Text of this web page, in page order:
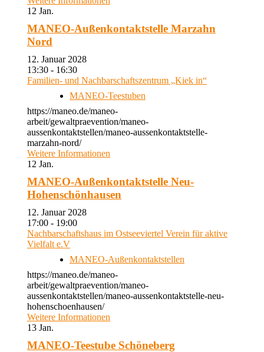
12 Jan.
MANEO-Außenkontaktstelle Marzahn
Nord
12. Januar 2028
13:30 - 16:30
Familien- und Nachbarschaftszentrum „Kiek in“
MANEO-Teestuben
https://maneo.de/maneo-
arbeit/gewaltpraevention/maneo-
aussenkontaktstellen/maneo-aussenkontaktstelle-
marzahn-nord/
Weitere Informationen
12 Jan.
MANEO-Außenkontaktstelle Neu-
Hohenschönhausen
12. Januar 2028
17:00 - 19:00
Nachbarschaftshaus im Ostseeviertel Verein für aktive
Vielfalt e.V
MANEO-Außenkontaktstellen
https://maneo.de/maneo-
arbeit/gewaltpraevention/maneo-
aussenkontaktstellen/maneo-aussenkontaktstelle-neu-
hohenschoenhausen/
Weitere Informationen
13 Jan.
MANEO-Teestube Schöneberg